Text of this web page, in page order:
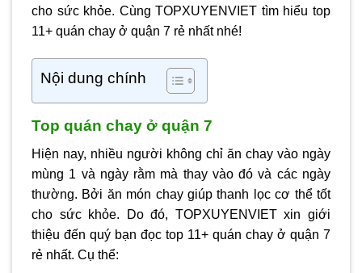
cho sức khỏe. Cùng TOPXUYENVIET tìm hiểu top
11+ quán chay ở quận 7 rẻ nhất nhé!
Nội dung chính
Top quán chay ở quận 7
Hiện nay, nhiều người không chỉ ăn chay vào ngày
mùng 1 và ngày rằm mà thay vào đó và các ngày
thường. Bởi ăn món chay giúp thanh lọc cơ thể tốt
cho sức khỏe. Do đó, TOPXUYENVIET xin giới
thiệu đến quý bạn đọc top 11+ quán chay ở quận 7
rẻ nhất. Cụ thể: